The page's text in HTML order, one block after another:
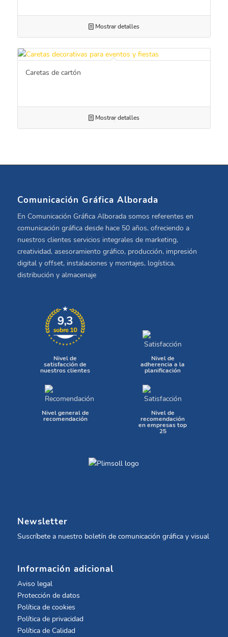
Mostrar detalles
Caretas de cartón
Mostrar detalles
Comunicación Gráfica Alborada
En Comunicación Gráfica Alborada somos referentes en
comunicación gráfica desde hace 50 años, ofreciendo a
nuestros clientes servicios integrales de marketing,
creatividad, asesoramiento gráfico, producción, impresión
digital y offset, instalaciones y montajes, logística,
distribución y almacenaje
Nivel de
satisfacción de
nuestros clientes
Nivel de
adherencia a la
planificación
Nivel general de
recomendación
Nivel de
recomendación
en empresas top
25
Newsletter
Suscríbete a nuestro boletín de comunicación gráfica y visual
Información adicional
Aviso legal
Protección de datos
Política de cookies
Política de privacidad
Política de Calidad